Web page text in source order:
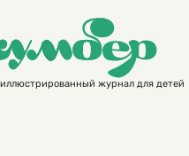
журнал для детей